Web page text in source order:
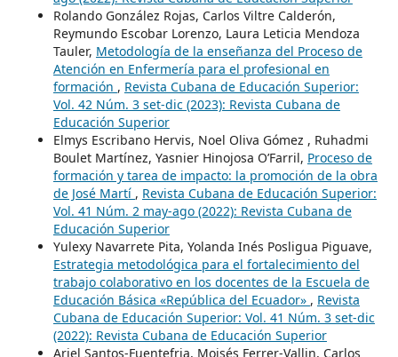
Rolando González Rojas, Carlos Viltre Calderón,
Reymundo Escobar Lorenzo, Laura Leticia Mendoza
Tauler, Metodología de la enseñanza del Proceso de
Atención en Enfermería para el profesional en
formación , Revista Cubana de Educación Superior:
Vol. 42 Núm. 3 set-dic (2023): Revista Cubana de
Educación Superior
Elmys Escribano Hervis, Noel Oliva Gómez , Ruhadmi
Boulet Martínez, Yasnier Hinojosa O’Farril, Proceso de
formación y tarea de impacto: la promoción de la obra
de José Martí , Revista Cubana de Educación Superior:
Vol. 41 Núm. 2 may-ago (2022): Revista Cubana de
Educación Superior
Yulexy Navarrete Pita, Yolanda Inés Posligua Piguave,
Estrategia metodológica para el fortalecimiento del
trabajo colaborativo en los docentes de la Escuela de
Educación Básica «República del Ecuador» , Revista
Cubana de Educación Superior: Vol. 41 Núm. 3 set-dic
(2022): Revista Cubana de Educación Superior
Ariel Santos-Fuentefria, Moisés Ferrer-Vallin, Carlos